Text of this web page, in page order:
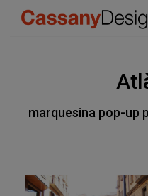
marquesina pop-up